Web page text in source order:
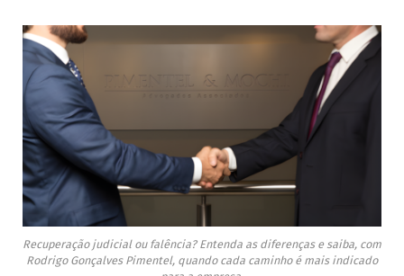
Recuperação judicial ou falência? Entenda as diferenças e saiba, com
Rodrigo Gonçalves Pimentel, quando cada caminho é mais indicado